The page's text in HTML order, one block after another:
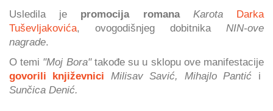
Usledila je promocija romana Karota
Darka
Tuševljakovića, ovogodišnjeg dobitnika NIN-ove
nagrade.
O temi "Moj Bora"takođe su u sklopu ove manifestacije
govorili književnici
Milisav Savić, Mihajlo Pantić i
Sunčica Denić.